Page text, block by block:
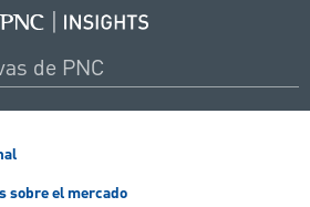
sobre el mercado